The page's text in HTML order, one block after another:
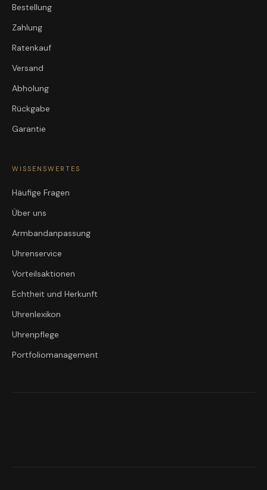
Bestellung
Zahlung
Ratenkauf
Versand
Abholung
Rückgabe
Garantie
WISSENSWERTES
Häufige Fragen
Über uns
Armbandanpassung
Uhrenservice
Vorteilsaktionen
Echtheit und Herkunft
Uhrenlexikon
Uhrenpflege
Portfoliomanagement